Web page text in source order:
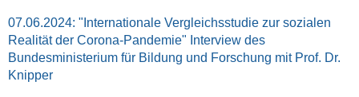
07.06.2024: "Internationale Vergleichsstudie zur sozialen
Realität der Corona-Pandemie" Interview des
Bundesministerium für Bildung und Forschung mit Prof. Dr.
Knipper